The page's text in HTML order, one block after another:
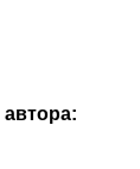
автора: